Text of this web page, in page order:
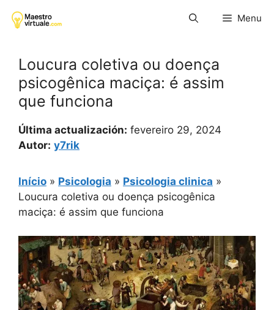
para
Menu
Loucura coletiva ou doença
psicogênica maciça: é assim
que funciona
Última actualización: fevereiro 29, 2024
Autor: y7rik
Início » Psicologia » Psicologia clinica »
Loucura coletiva ou doença psicogênica
maciça: é assim que funciona